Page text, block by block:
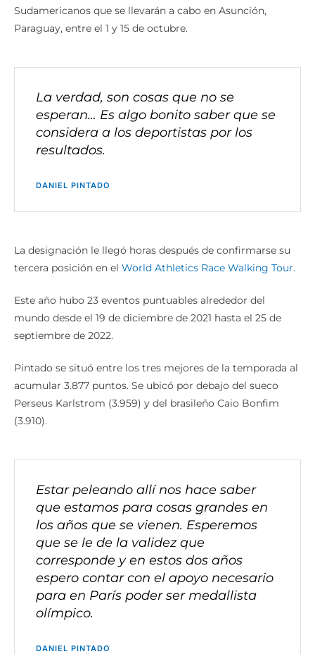
Sudamericanos que se llevarán a cabo en Asunción,
Paraguay, entre el 1 y 15 de octubre.
La verdad, son cosas que no se
esperan… Es algo bonito saber que se
considera a los deportistas por los
resultados.
DANIEL PINTADO
La designación le llegó horas después de confirmarse su
tercera posición en el World Athletics Race Walking Tour.
Este año hubo 23 eventos puntuables alrededor del
mundo desde el 19 de diciembre de 2021 hasta el 25 de
septiembre de 2022.
Pintado se situó entre los tres mejores de la temporada al
acumular 3.877 puntos. Se ubicó por debajo del sueco
Perseus Karlstrom (3.959) y del brasileño Caio Bonfim
(3.910).
Estar peleando allí nos hace saber
que estamos para cosas grandes en
los años que se vienen. Esperemos
que se le de la validez que
corresponde y en estos dos años
espero contar con el apoyo necesario
para en París poder ser medallista
olímpico.
DANIEL PINTADO